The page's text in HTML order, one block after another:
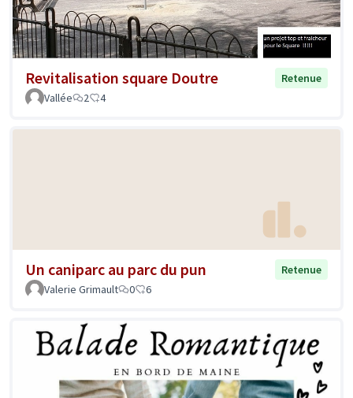
Revitalisation square Doutre
Retenue
Vallée
2 4
Un caniparc au parc du pun
Retenue
Valerie Grimault
0 6